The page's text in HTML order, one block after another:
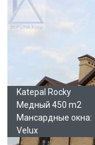
Katepal Rocky
Медный 450 m2
Мансардные окна:
Velux